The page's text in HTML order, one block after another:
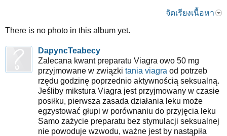
จัดเรียงเนื้อหา
There is no photo in this album yet.
DapyncTeabecy
Zalecana kwant preparatu Viagra owo 50 mg
przyjmowane w związki tania viagra od potrzeb
rzędu godzinę poprzednio aktywnością seksualną.
Jeśliby mikstura Viagra jest przyjmowany w czasie
posiłku, pierwsza zasada działania leku może
egzystować głupi w porównaniu do przyjęcia leku
Samo zażycie preparatu bez stymulacji seksualnej
nie powoduje wzwodu, ważne jest by nastąpiła